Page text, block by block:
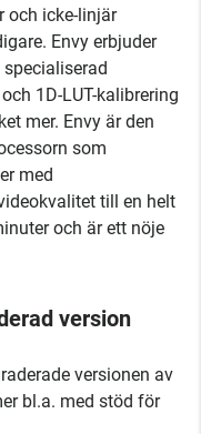
och icke-linjär
Envy erbjuder
1D-LUT-kalibrering
mer. Envy är den
som
med
till en helt
och är ett nöje
version
versionen av
bl.a. med stöd för